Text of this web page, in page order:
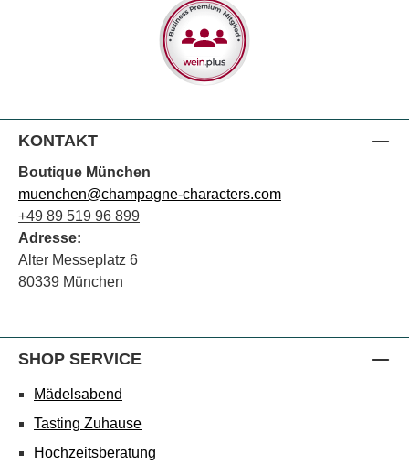
KONTAKT
Boutique München
muenchen@champagne-characters.com
+49 89 519 96 899
Adresse:
Alter Messeplatz 6
80339 München
SHOP SERVICE
Mädelsabend
Tasting Zuhause
Hochzeitsberatung